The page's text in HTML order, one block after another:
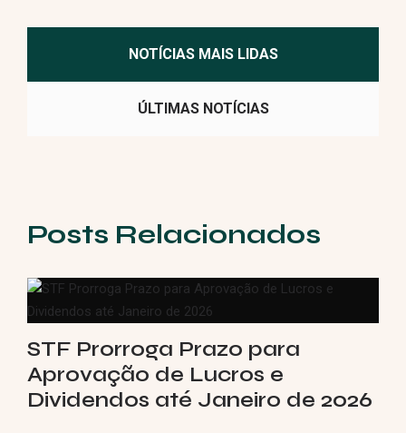
NOTÍCIAS MAIS LIDAS
ÚLTIMAS NOTÍCIAS
Posts Relacionados
STF Prorroga Prazo para
Aprovação de Lucros e
Dividendos até Janeiro de 2026